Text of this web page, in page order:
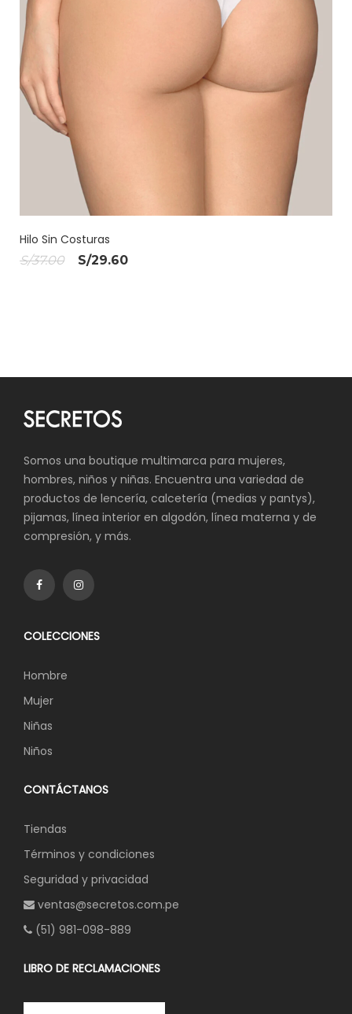
Hilo Sin Costuras
S/37.00
El
S/29.60El
Somos una boutique multimarca para mujeres,
hombres, niños y niñas. Encuentra una variedad de
productos de lencería, calcetería (medias y pantys),
pijamas, línea interior en algodón, línea materna y de
compresión, y más.
COLECCIONES
Hombre
Mujer
Niñas
Niños
CONTÁCTANOS
Tiendas
Términos y condiciones
Seguridad y privacidad
ventas@secretos.com.pe
(51) 981-098-889
LIBRO DE RECLAMACIONES